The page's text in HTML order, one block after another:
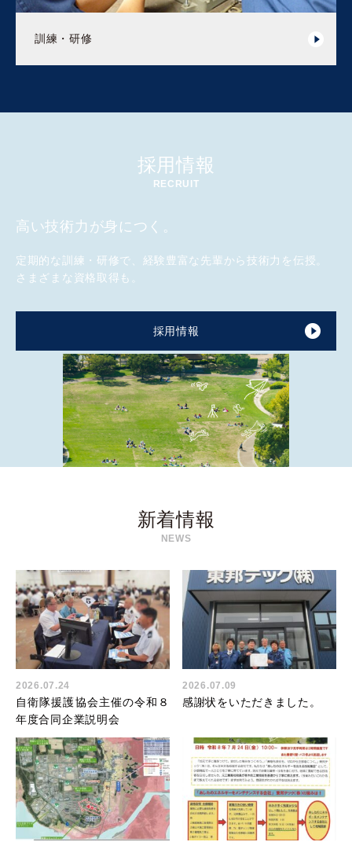
訓練・研修
採用情報
RECRUIT
高い技術力が身につく。
定期的な訓練・研修で、経験豊富な先輩から技術力を伝授。
さまざまな資格取得も。
採用情報
新着情報
NEWS
2026.07.24
自衛隊援護協会主催の令和８
年度合同企業説明会
2026.07.09
感謝状をいただきました。